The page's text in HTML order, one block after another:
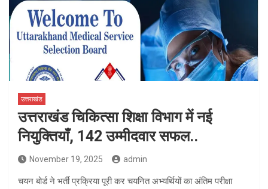
उत्तराखंड
उत्तराखंड चिकित्सा शिक्षा विभाग में नई
नियुक्तियाँ, 142 उम्मीदवार सफल..
November 19, 2025 admin
चयन बोर्ड ने भर्ती प्रक्रिया पूरी कर चयनित अभ्यर्थियों का अंतिम परीक्षा